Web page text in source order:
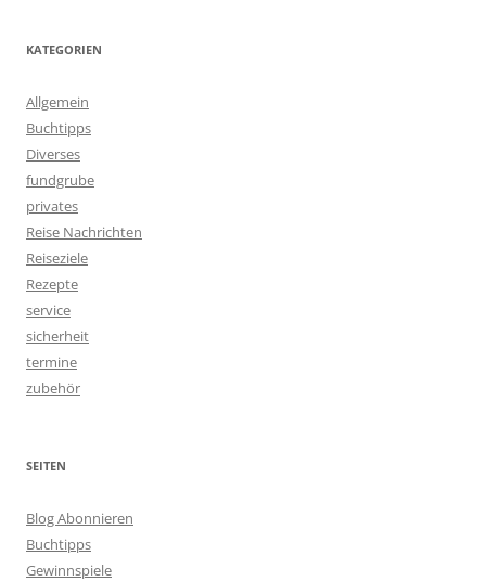
KATEGORIEN
Allgemein
Buchtipps
Diverses
fundgrube
privates
Reise Nachrichten
Reiseziele
Rezepte
service
sicherheit
termine
zubehör
SEITEN
Blog Abonnieren
Buchtipps
Gewinnspiele